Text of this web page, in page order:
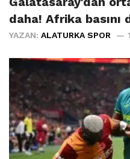
daha! Afrika basını
YAZAN: ALATURKA SPOR